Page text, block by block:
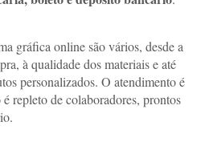
gráfica online são vários, desde a
à qualidade dos materiais e até
personalizados. O atendimento é
repleto de colaboradores, prontos